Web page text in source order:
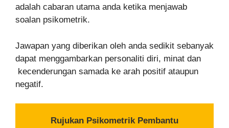
adalah cabaran utama anda ketika menjawab
soalan psikometrik.
Jawapan yang diberikan oleh anda sedikit sebanyak
dapat menggambarkan personaliti diri, minat dan
kecenderungan samada ke arah positif ataupun
negatif.
Rujukan Psikometrik Pembantu